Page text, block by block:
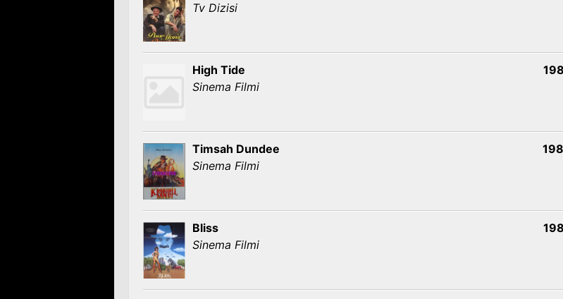
Tv Dizisi
High Tide
Sinema Filmi
Timsah Dundee
Sinema Filmi
Bliss
Sinema Filmi